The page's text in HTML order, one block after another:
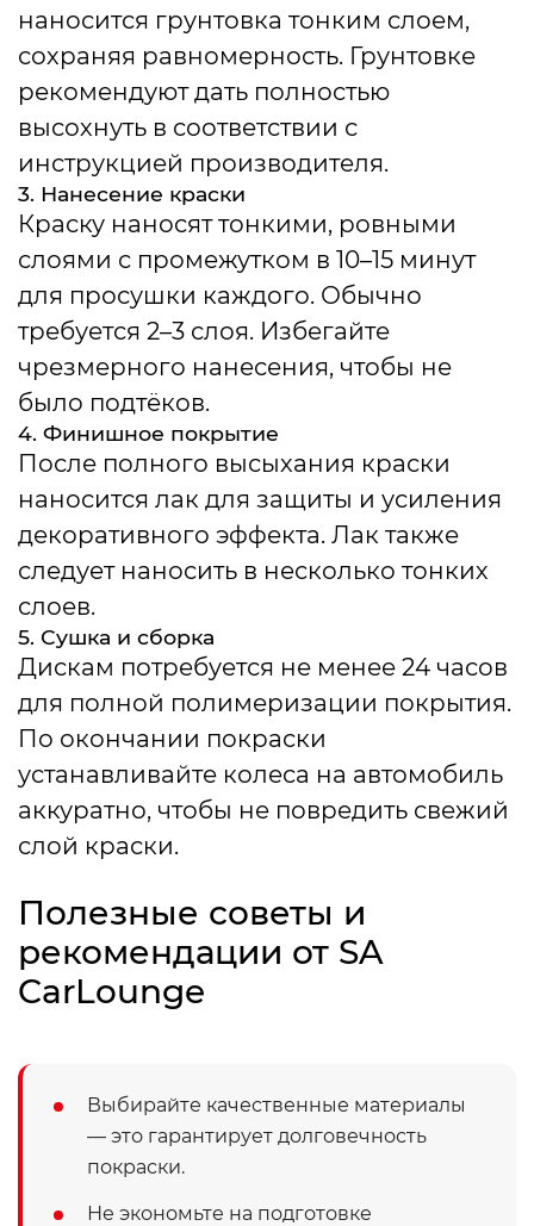
наносится грунтовка тонким слоем,
сохраняя равномерность. Грунтовке
рекомендуют дать полностью
высохнуть в соответствии с
инструкцией производителя.
3. Нанесение краски
Краску наносят тонкими, ровными
слоями с промежутком в 10–15 минут
для просушки каждого. Обычно
требуется 2–3 слоя. Избегайте
чрезмерного нанесения, чтобы не
было подтёков.
4. Финишное покрытие
После полного высыхания краски
наносится лак для защиты и усиления
декоративного эффекта. Лак также
следует наносить в несколько тонких
слоев.
5. Сушка и сборка
Дискам потребуется не менее 24 часов
для полной полимеризации покрытия.
По окончании покраски
устанавливайте колеса на автомобиль
аккуратно, чтобы не повредить свежий
слой краски.
Полезные советы и
рекомендации от SA
CarLounge
Выбирайте качественные материалы
— это гарантирует долговечность
покраски.
Не экономьте на подготовке